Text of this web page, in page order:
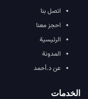
اتصل بنا
احجز معنا
الرئيسية
المدونة
عن د.أحمد
الخدمات